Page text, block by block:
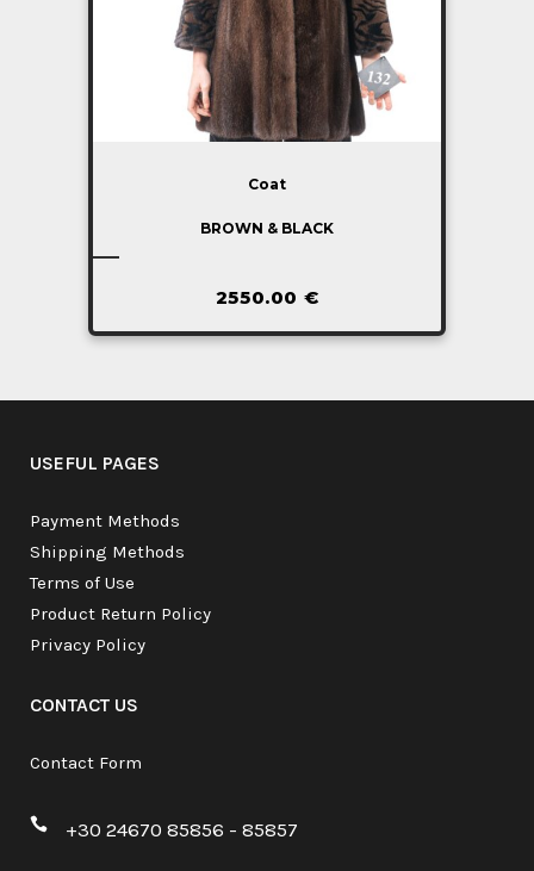
Coat
BROWN & BLACK
2550.00 €
USEFUL PAGES
Payment Methods
Shipping Methods
Terms of Use
Product Return Policy
Privacy Policy
CONTACT US
Contact Form
+30 24670 85856 - 85857